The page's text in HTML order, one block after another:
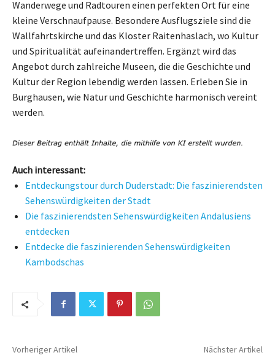
Wanderwege und Radtouren einen perfekten Ort für eine
kleine Verschnaufpause. Besondere Ausflugsziele sind die
Wallfahrtskirche und das Kloster Raitenhaslach, wo Kultur
und Spiritualität aufeinandertreffen. Ergänzt wird das
Angebot durch zahlreiche Museen, die die Geschichte und
Kultur der Region lebendig werden lassen. Erleben Sie in
Burghausen, wie Natur und Geschichte harmonisch vereint
werden.
Auch interessant:
Entdeckungstour durch Duderstadt: Die faszinierendsten
Sehenswürdigkeiten der Stadt
Die faszinierendsten Sehenswürdigkeiten Andalusiens
entdecken
Entdecke die faszinierenden Sehenswürdigkeiten
Kambodschas
Vorheriger Artikel Nächster Artikel